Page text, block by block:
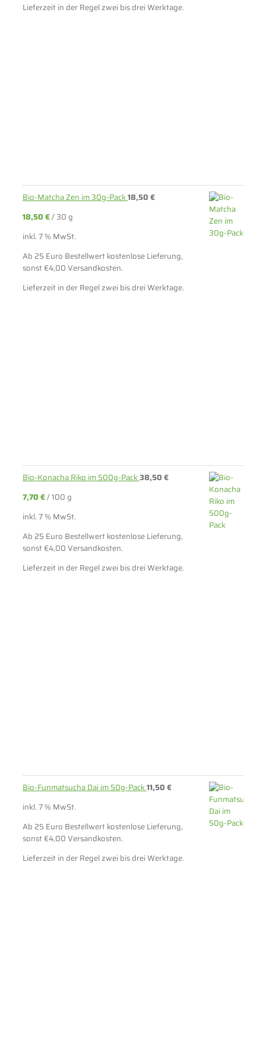
Lieferzeit in der Regel zwei bis drei Werktage.
Bio-Matcha Zen im 30g-Pack18,50€
18,50€/30 g
inkl. 7 % MwSt.
Ab 25 Euro Bestellwert kostenlose Lieferung,
sonst €4,00 Versandkosten.
Lieferzeit in der Regel zwei bis drei Werktage.
Bio-Konacha Riko im 500g-Pack38,50€
7,70€/100 g
inkl. 7 % MwSt.
Ab 25 Euro Bestellwert kostenlose Lieferung,
sonst €4,00 Versandkosten.
Lieferzeit in der Regel zwei bis drei Werktage.
Bio-Funmatsucha Dai im 50g-Pack11,50€
inkl. 7 % MwSt.
Ab 25 Euro Bestellwert kostenlose Lieferung,
sonst €4,00 Versandkosten.
Lieferzeit in der Regel zwei bis drei Werktage.